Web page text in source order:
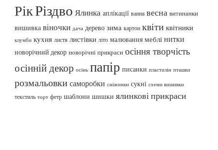
РікРіздво Ялинка аплікації ванна весна витинанки
вишивка віночки дача дерево зима картон квіти квітники
клумби кухня листя листівки літо малювання меблі нитки
новорічний декор новорічні прикраси осіння творчість
осінній декор осінь папір писанки пластилін пташки
розмальовки саморобки сніжинки сукні схеми вишивки
текстиль торт фетр шаблони шишки ялинкові прикраси